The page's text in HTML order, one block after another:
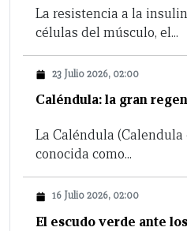
La resistencia a la
células del músculo, el...
23 Julio 2026, 02:00
Caléndula: la gran
La Caléndula
conocida como...
16 Julio 2026, 02:00
El escudo verde ante